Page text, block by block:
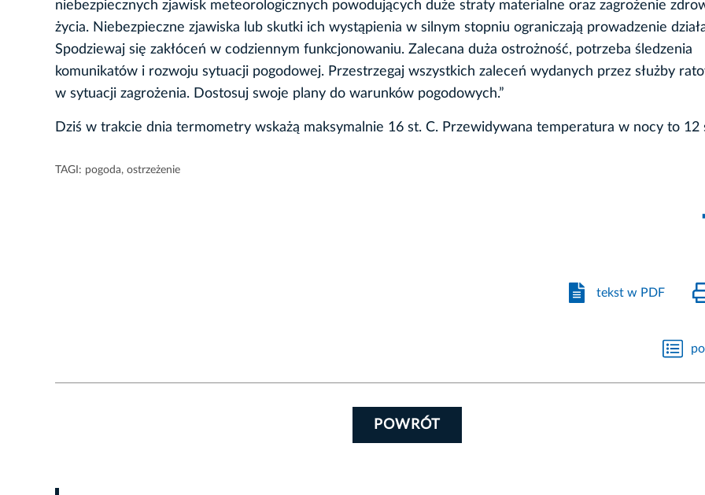
niebezpiecznych zjawisk meteorologicznych powodujących duże straty materialne oraz zagrożenie
życia. Niebezpieczne zjawiska lub skutki ich wystąpienia w silnym stopniu ograniczają prowadzenie
Spodziewaj się zakłóceń w codziennym funkcjonowaniu. Zalecana duża ostrożność, potrzeba śledzenia
komunikatów i rozwoju sytuacji pogodowej. Przestrzegaj wszystkich zaleceń wydanych przez służby
w sytuacji zagrożenia. Dostosuj swoje plany do warunków pogodowych.”
Dziś w trakcie dnia termometry wskażą maksymalnie 16 st. C. Przewidywana temperatura w nocy to 12
TAGI: pogoda, ostrzeżenie
tekst w PDF
POWRÓT